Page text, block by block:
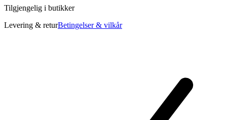
Tilgjengelig i butikker
Levering & returBetingelser & vilkår